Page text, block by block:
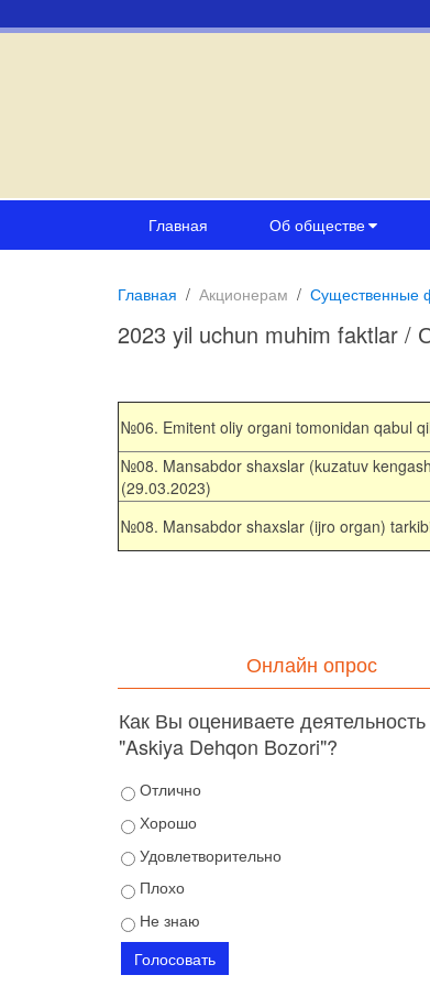
Главная Об обществе
Главная Акционерам Существенные
2023 yil uchun muhim faktlar /
№06. Emitent oliy organi tomonidan qabul
№08. Mansabdor shaxslar (kuzatuv
(29.03.2023)
№08. Mansabdor shaxslar (ijro organ)
Онлайн опрос
Как Вы оцениваете
"Askiya Dehqon Bozori"?
Отлично
Хорошо
Удовлетворительно
Плохо
Не знаю